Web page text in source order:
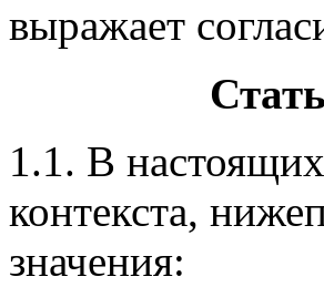
выражает
1.1. В
контекста,
значения: